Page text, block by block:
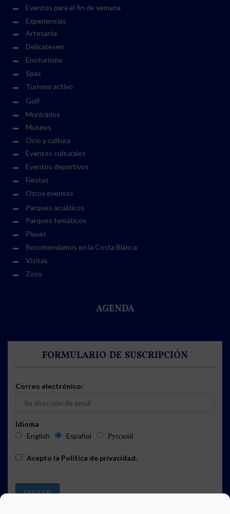
Eventos para el fin de semana
Experiencias
Artesanía
Delicatesen
Enoturismo
Spas
Turismo activo
Golf
Municipios
Museos
Ocio y cultura
Eventos culturales
Eventos deportivos
Fiestas
Otros eventos
Parques acuáticos
Parques temáticos
Playas
Recomendamos en la Costa Blanca
Visitas
Zoos
AGENDA
FORMULARIO DE SUSCRIPCIÓN
Correo electrónico:
Idioma
English
Español Русский
Acepto la Política de privacidad.